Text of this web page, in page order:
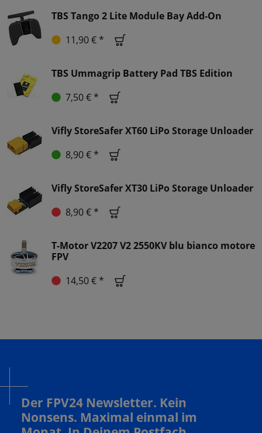
TBS Tango 2 Lite Module Bay Add-On
11,90 € *
TBS Ummagrip Battery Pad TBS Edition
7,50 € *
Vifly StoreSafer XT60 LiPo Storage Unloader
8,90 € *
Vifly StoreSafer XT30 LiPo Storage Unloader
8,90 € *
T-Motor V2207 V2 2550KV blu bianco motore
FPV
14,50 € *
Der FPV24 Newsletter. Kein
Nonsens. Maximal einmal im